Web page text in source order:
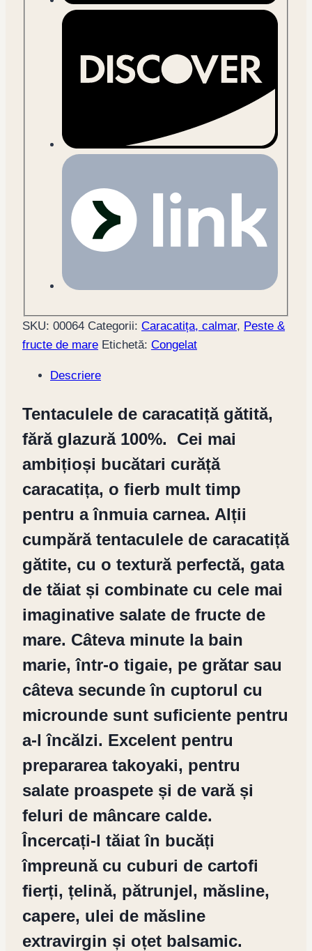
SKU: 00064 Categorii: Caracatița, calmar, Peste &
fructe de mare Etichetă: Congelat
Descriere
Tentaculele de caracatiță gătită,
fără glazură 100%. Cei mai
ambițioși bucătari curăță
caracatița, o fierb mult timp
pentru a înmuia carnea. Alții
cumpără tentaculele de caracatiță
gătite, cu o textură perfectă, gata
de tăiat și combinate cu cele mai
imaginative salate de fructe de
mare. Câteva minute la bain
marie, într-o tigaie, pe grătar sau
câteva secunde în cuptorul cu
microunde sunt suficiente pentru
a-l încălzi. Excelent pentru
prepararea takoyaki, pentru
salate proaspete și de vară și
feluri de mâncare calde.
Încercați-l tăiat în bucăți
împreună cu cuburi de cartofi
fierți, țelină, pătrunjel, măsline,
capere, ulei de măsline
extravirgin și oțet balsamic.